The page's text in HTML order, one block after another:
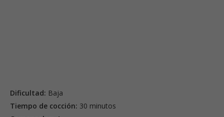
Dificultad: Baja
Tiempo de cocción: 30 minutos